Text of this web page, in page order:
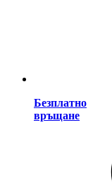
Безплатно
връщане